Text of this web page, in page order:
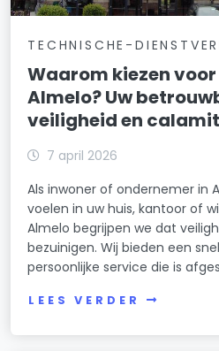
TECHNISCHE-
Waarom kiezen
Almelo? Uw
veiligheid en
7 april 2026
Als inwoner of ondernemer in
voelen in uw huis, kantoor of
Almelo begrijpen we dat
bezuinigen. Wij bieden een
persoonlijke service die is
LEES VERDER